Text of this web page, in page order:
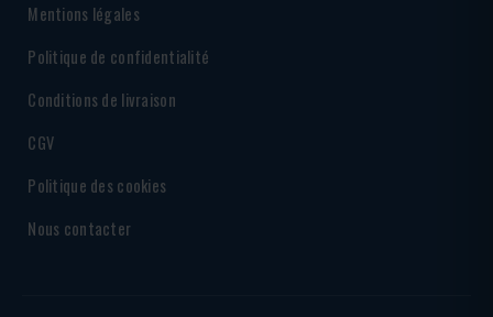
Mentions légales
Politique de confidentialité
Conditions de livraison
CGV
Politique des cookies
Nous contacter